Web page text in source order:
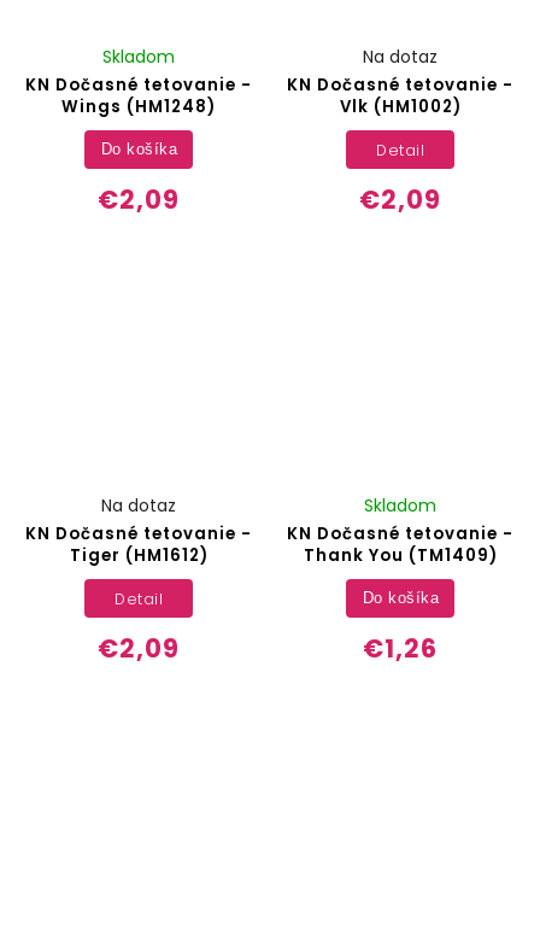
KN Dočasné tetovanie -
Wings (HM1248)
Skladom
€2,09
Do košíka
KN Dočasné tetovanie -
Vlk (HM1002)
Na dotaz
€2,09
Detail
KN Dočasné tetovanie -
Tiger (HM1612)
Na dotaz
€2,09
Detail
KN Dočasné tetovanie -
Thank You (TM1409)
Skladom
€1,26
Do košíka